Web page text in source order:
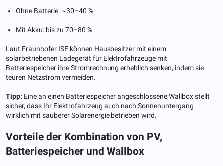
Ohne Batterie: ~30–40 %
Mit Akku: bis zu 70–80 %
Laut Fraunhofer ISE können Hausbesitzer mit einem
solarbetriebenen Ladegerät für Elektrofahrzeuge mit
Batteriespeicher ihre Stromrechnung erheblich senken, indem sie
teuren Netzstrom vermeiden.
Tipp: Eine an einen Batteriespeicher angeschlossene Wallbox stellt
sicher, dass Ihr Elektrofahrzeug auch nach Sonnenuntergang
wirklich mit sauberer Solarenergie betrieben wird.
Vorteile der Kombination von PV,
Batteriespeicher und Wallbox